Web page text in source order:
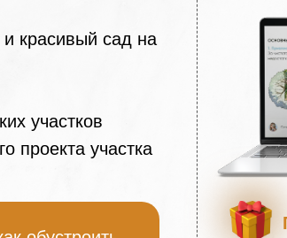
красивый сад на
участков
проекта участка